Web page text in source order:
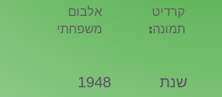
אלבום
משפחתי
קרדיט
תמונה:
1948
שנת